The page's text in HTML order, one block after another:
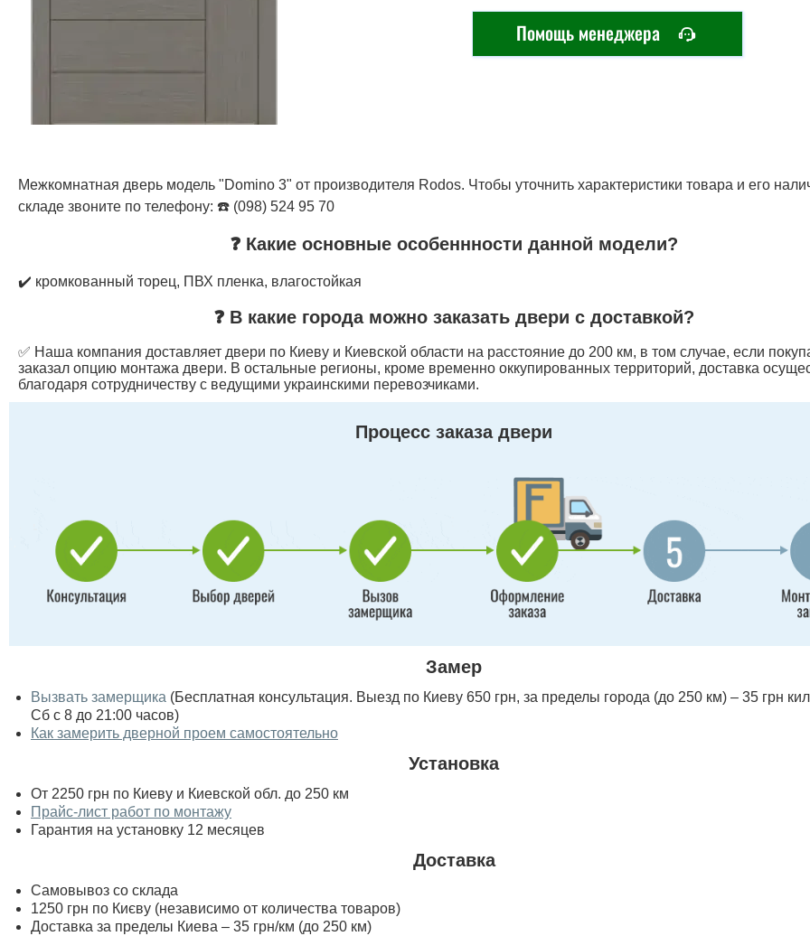
Помощь менеджера
Межкомнатная дверь модель "Domino 3" от производителя Rodos. Чтобы уточнить характеристики товара и его
складе звоните по телефону: ☎️ (098) 524 95 70
❓ Какие основные особеннности данной модели?
✔️ кромкованный торец, ПВХ пленка, влагостойкая
❓ В какие города можно заказать двери с доставкой?
✅ Наша компания доставляет двери по Киеву и Киевской области на расстояние до 200 км, в том случае, если
заказал опцию монтажа двери. В остальные регионы, кроме временно оккупированных территорий, доставка
благодаря сотрудничеству с ведущими украинскими перевозчиками.
Процесс заказа двери
Замер
Вызвать замерщика (Бесплатная консультация. Выезд по Киеву 650 грн, за пределы города (до 250 км) – 35 грн
Сб с 8 до 21:00 часов)
Как замерить дверной проем самостоятельно
Установка
От 2250 грн по Киеву и Киевской обл. до 250 км
Прайс-лист работ по монтажу
Гарантия на установку 12 месяцев
Доставка
Самовывоз со склада
1250 грн по Києву (независимо от количества товаров)
Доставка за пределы Киева – 35 грн/км (до 250 км)